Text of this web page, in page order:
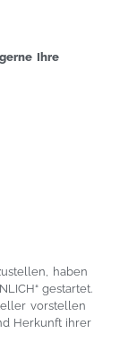
Ihre
haben
gestartet.
vorstellen
Herkunft ihrer